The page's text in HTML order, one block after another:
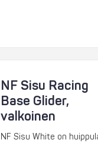
NF Sisu Racing
Base Glider,
valkoinen
NF Sisu White on